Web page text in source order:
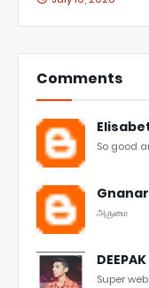
Comments
So good
அருமை
DEEPAK
Super